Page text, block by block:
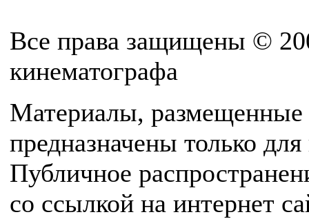
Все права защищены ©
кинематографа
Материалы, размещенные
предназначены только
Публичное
со ссылкой на интернет